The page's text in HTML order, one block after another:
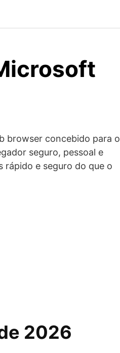
browser concebido para o
seguro, pessoal e
rápido e seguro do que o
2026